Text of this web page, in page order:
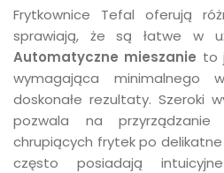
Frytkownice Tefal oferują
sprawiają, że są łatwe w
Automatyczne mieszanie to
wymagająca minimalnego
doskonałe rezultaty. Szeroki
pozwala na
chrupiących frytek po
często posiadają